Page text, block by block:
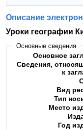
Описание
Уроки географии
Основные сведения
Основное
Сведения,
к
Вид
Тип
Место
Год